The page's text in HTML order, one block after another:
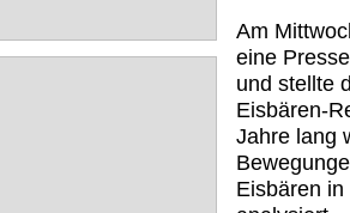
Am
eine
und stellte
Eisbären-
Jahre lang
Eisbären